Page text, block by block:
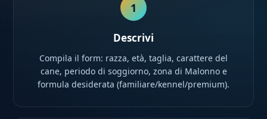
1
Descrivi
Compila il form: razza, età, taglia, carattere del
cane, periodo di soggiorno, zona di Malonno e
formula desiderata (familiare/kennel/premium).